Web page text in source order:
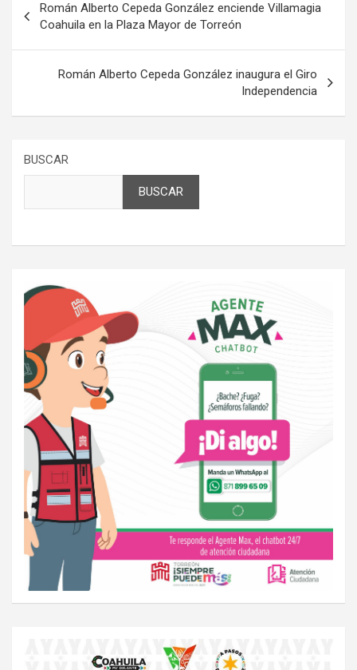
de
entradas
Román Alberto Cepeda González enciende Villamagia
Coahuila en la Plaza Mayor de Torreón
Román Alberto Cepeda González inaugura el Giro
Independencia
BUSCAR
BUSCAR